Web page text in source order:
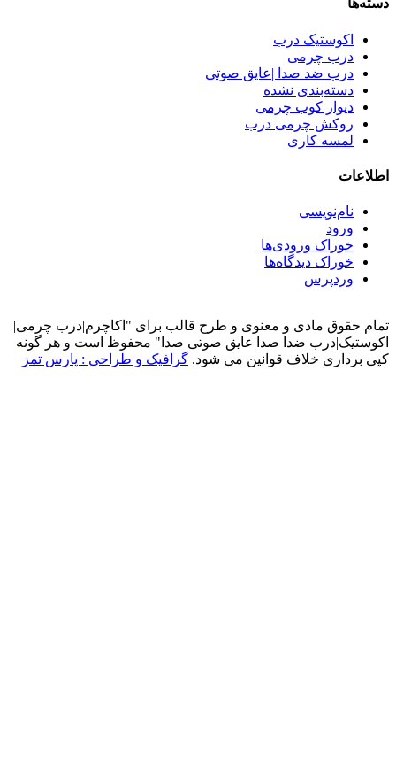
درب
چرمی
ضد صدا |عایق صوتی
نشده
کوب چرمی
چرمی درب
کاری
ورودی‌ها
دیدگاه‌ها
مادی و معنوی و طرح قالب برای "اکاچرم|درب چرمی|
ضدا صدا|عایق صوتی صدا" محفوظ است و هر گونه
خلاف قوانین می شود. گرافیک و طراحی : پارس تمز